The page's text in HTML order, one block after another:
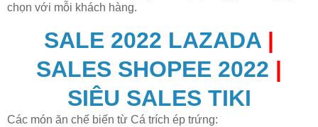
chọn với mỗi khách hàng.
SALE 2022 LAZADA |
SALES SHOPEE 2022 |
SIÊU SALES TIKI
Các món ăn chế biến từ Cá trích ép trứng: